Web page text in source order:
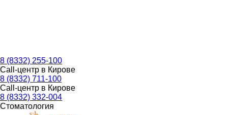
8 (8332) 255-100
Call-центр в Кирове
8 (8332) 711-100
Call-центр в Кирове
8 (8332) 332-004
Стоматология